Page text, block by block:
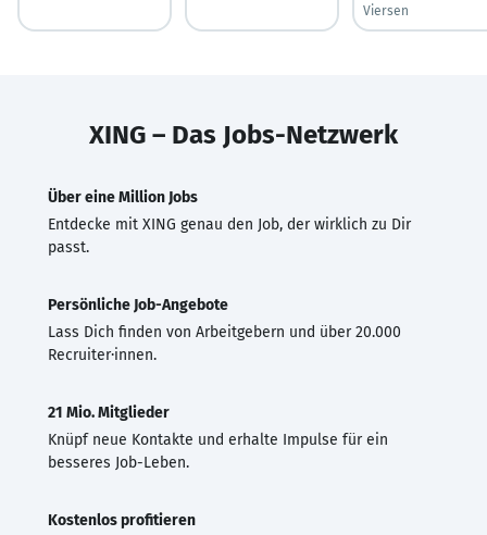
Viersen
XING – Das Jobs-Netzwerk
Über eine Million Jobs
Entdecke mit XING genau den Job, der wirklich zu Dir
passt.
Persönliche Job-Angebote
Lass Dich finden von Arbeitgebern und über 20.000
Recruiter·innen.
21 Mio. Mitglieder
Knüpf neue Kontakte und erhalte Impulse für ein
besseres Job-Leben.
Kostenlos profitieren